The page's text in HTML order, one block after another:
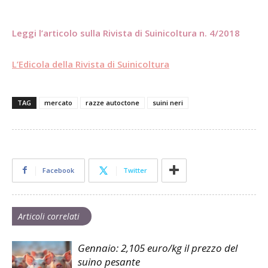
Leggi l’articolo sulla Rivista di Suinicoltura n. 4/2018
L’Edicola della Rivista di Suinicoltura
TAG mercato razze autoctone suini neri
Facebook Twitter
Articoli correlati
Gennaio: 2,105 euro/kg il prezzo del
suino pesante